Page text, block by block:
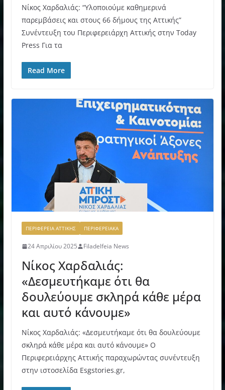
Νίκος Χαρδαλιάς: “Υλοποιούμε καθημερινά
παρεμβάσεις και στους 66 δήμους της Αττικής”
Συνέντευξη του Περιφερειάρχη Αττικής στην Today
Press Για τα
Read More
ΠΕΡΙΦΕΡΕΙΑ ΑΤΤΙΚΗΣ ΠΕΡΙΦΕΡΕΙΑΚΑ
24 Απριλίου 2025 Filadelfeia News
Νίκος Χαρδαλιάς:
«Δεσμευτήκαμε ότι θα
δουλεύουμε σκληρά κάθε μέρα
και αυτό κάνουμε»
Νίκος Χαρδαλιάς: «Δεσμευτήκαμε ότι θα δουλεύουμε
σκληρά κάθε μέρα και αυτό κάνουμε» Ο
Περιφερειάρχης Αττικής παραχωρώντας συνέντευξη
στην ιστοσελίδα Esgstories.gr,